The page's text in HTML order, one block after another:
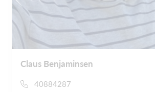
Claus Benjaminsen
40884287